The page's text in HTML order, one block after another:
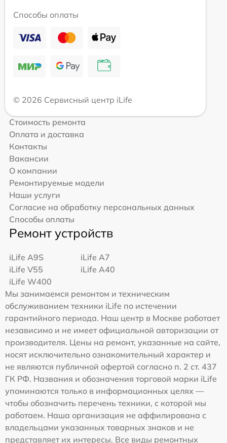
Способы оплаты
© 2026 Сервисный центр iLife
Стоимость ремонта
Оплата и доставка
Контакты
Вакансии
О компании
Ремонтируемые модели
Наши услуги
Согласие на обработку персональных данных
Способы оплаты
Ремонт устройств
iLife A9S
iLife A7
iLife V55
iLife A40
iLife W400
Мы занимаемся ремонтом и техническим
обслуживанием техники iLife по истечении
гарантийного периода. Наш центр в Москве работает
независимо и не имеет официальной авторизации от
производителя. Цены на ремонт, указанные на сайте,
носят исключительно ознакомительный характер и
не являются публичной офертой согласно п. 2 ст. 437
ГК РФ. Названия и обозначения торговой марки iLife
упоминаются только в информационных целях —
чтобы обозначить перечень техники, с которой мы
работаем. Наша организация не аффилирована с
владельцами указанных товарных знаков и не
представляет их интересы. Все виды ремонтных